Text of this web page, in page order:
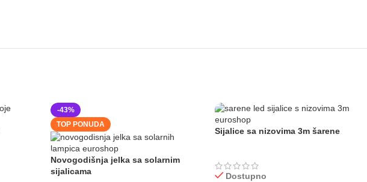
-43%
TOP PONUDA
Novogodišnja jelka sa solarnim
sijalicama
Sijalice sa nizovima 3m šarene
Dostupno